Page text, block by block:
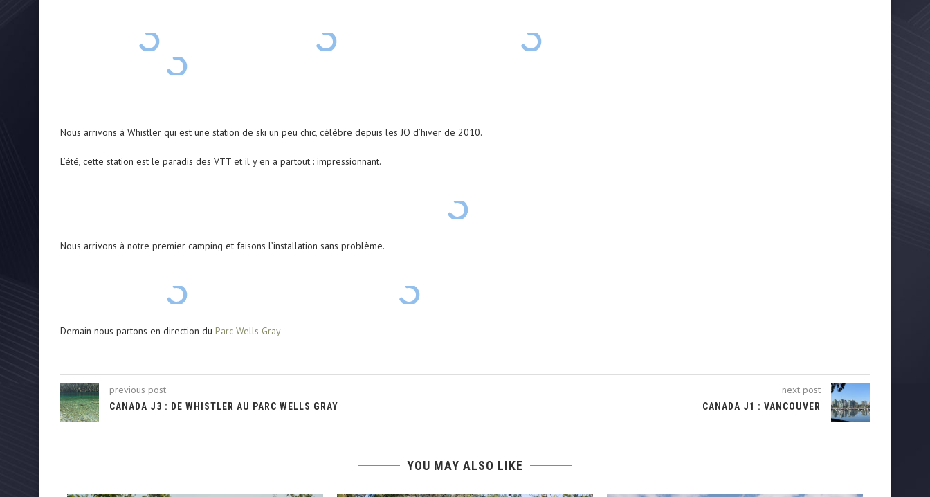
Nous arrivons à Whistler qui est une station de ski un peu chic, célèbre depuis les JO d’hiver de 2010.
L’été, cette station est le paradis des VTT et il y en a partout : impressionnant.
Nous arrivons à notre premier camping et faisons l’installation sans problème.
Demain nous partons en direction du Parc Wells Gray
previous post
CANADA J3 : DE WHISTLER AU PARC WELLS GRAY
next post
CANADA J1 : VANCOUVER
YOU MAY ALSO LIKE